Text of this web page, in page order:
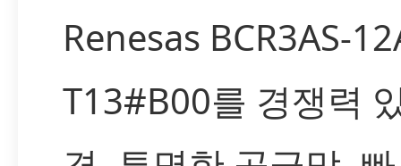
Renesas BCR3AS-
T13#B00를 경쟁력